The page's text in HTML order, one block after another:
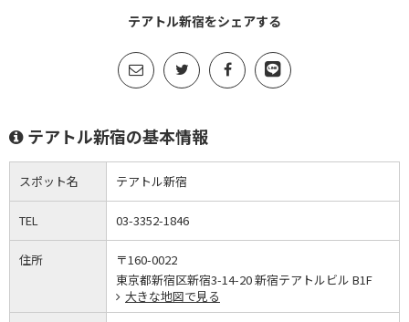
テアトル新宿をシェアする
テアトル新宿の基本情報
スポット名 テアトル新宿
TEL 03-3352-1846
住所
〒160-0022
東京都新宿区新宿3-14-20 新宿テアトルビル B1F
大きな地図で見る